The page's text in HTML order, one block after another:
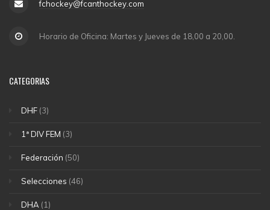
fchockey@fcanthockey.com
Horario de Oficina: Martes y Jueves de 18,00 a 20,00.
CATEGORIAS
DHF (3)
1ª DIV FEM (3)
Federación (50)
Selecciones (46)
DHA (1)